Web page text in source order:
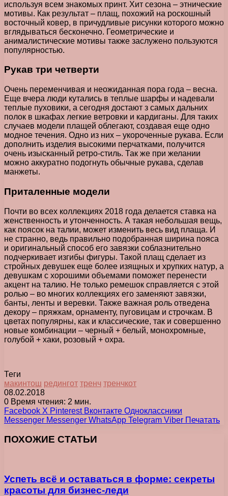
используя всем знакомых принт. Хит сезона – этнические
мотивы. Как результат – плащ, похожий на роскошный
восточный ковер, в причудливые рисунки которого можно
вглядываться бесконечно. Геометрические и
анималистические мотивы также заслужено пользуются
популярностью.
Рукав три четверти
Очень переменчивая и неожиданная пора года – весна.
Еще вчера люди кутались в теплые шарфы и надевали
теплые пуховики, а сегодня достают з самых дальних
полок в шкафах легкие ветровки и кардиганы. Для таких
случаев модели плащей облегают, создавая еще одно
модное течения. Одно из них – укороченные рукава. Если
дополнить изделия высокими перчатками, получится
очень изысканный ретро-стиль. Так же при желании
можно аккуратно подогнуть обычные рукава, сделав
манжеты.
Приталенные модели
Почти во всех коллекциях 2018 года делается ставка на
женственность и утонченность. А такая небольшая вещь,
как поясок на талии, может изменить весь вид плаща. И
не странно, ведь правильно подобранная ширина пояса
и оригинальный способ его завязки соблазнительно
подчеркивает изгибы фигуры. Такой плащ сделает из
стройных девушек еще более изящных и хрупких натур, а
девушкам с хорошими объемами поможет перенести
акцент на талию. Не только ремешок справляется с этой
ролью – во многих коллекциях его заменяют завязки,
банты, ленты и веревки. Также важная роль отведена
декору – пряжкам, орнаменту, пуговицам и строчкам. В
цветах популярны, как и классические, так и совершенно
новые комбинации – черный + белый, монохромные,
голубой + хаки, розовый + охра.
Теги
макинтош редингот тренч тренчкот
08.02.2018
0 Время чтения: 2 мин.
Facebook X Pinterest Вконтакте Одноклассники
Messenger Messenger WhatsApp Telegram Viber Печатать
ПОХОЖИЕ СТАТЬИ
Успеть всё и оставаться в форме: секреты
красоты для бизнес-леди